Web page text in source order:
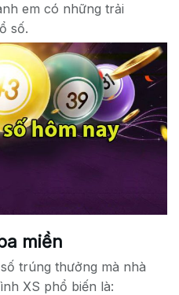
em có những trải
số.
miền
trúng thưởng mà nhà
XS phổ biến là: